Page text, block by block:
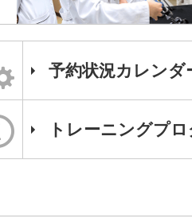
予約状況カレンダ
トレーニングプロ